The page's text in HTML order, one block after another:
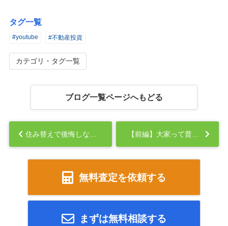
タグ一覧
#youtube #不動産投資
カテゴリ・タグ一覧
ブログ一覧ページへもどる
無料査定を依頼する
まずは無料相談する